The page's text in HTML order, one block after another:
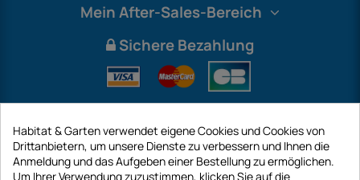
Mein After-Sales-Bereich
Sichere Bezahlung
Habitat & Garten verwendet eigene Cookies und Cookies von
Drittanbietern, um unsere Dienste zu verbessern und Ihnen die
Anmeldung und das Aufgeben einer Bestellung zu ermöglichen.
Um Ihrer Verwendung zuzustimmen, klicken Sie auf die